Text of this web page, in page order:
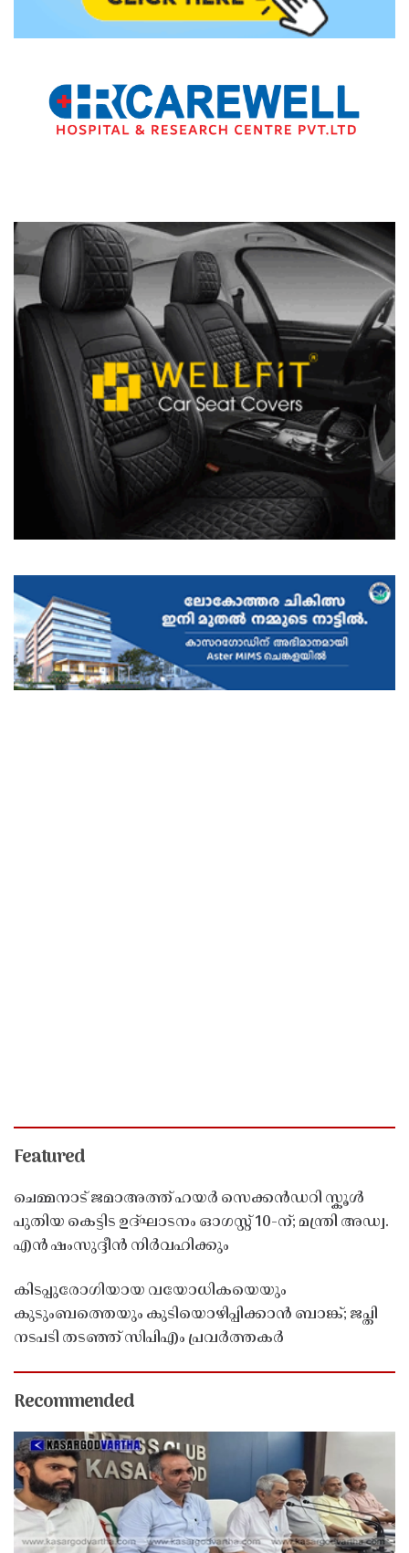
Featured
ചെമ്മനാട് ജമാഅത്ത് ഹയർ സെക്കൻഡറി സ്കൂൾ
പുതിയ കെട്ടിട ഉദ്ഘാടനം ഓഗസ്റ്റ് 10-ന്; മന്ത്രി അഡ്വ.
എൻ ഷംസുദ്ദീൻ നിർവഹിക്കും
കിടപ്പുരോഗിയായ വയോധികയെയും
കുടുംബത്തെയും കുടിയൊഴിപ്പിക്കാൻ ബാങ്ക്; ജപ്തി
നടപടി തടഞ്ഞ് സിപിഎം പ്രവർത്തകർ
Recommended